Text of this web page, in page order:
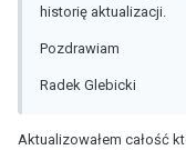
historię aktualizacji.
Pozdrawiam
Radek Glebicki
Aktualizowałem całość